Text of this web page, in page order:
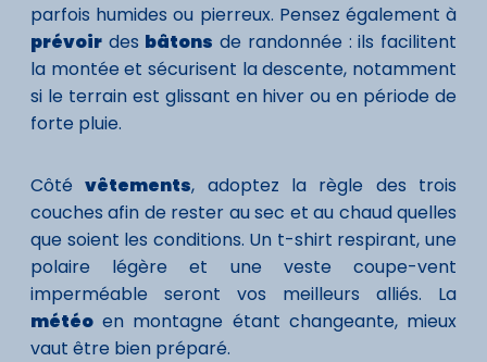
parfois humides ou pierreux. Pensez également à
prévoir des bâtons de randonnée : ils facilitent
la montée et sécurisent la descente, notamment
si le terrain est glissant en hiver ou en période de
forte pluie.
Côtévêtements, adoptez la règle des trois
couches afin de rester au sec et au chaud quelles
que soient les conditions. Un t-shirt respirant, une
polaire légère et une veste coupe-vent
imperméable seront vos meilleurs alliés. La
météo en montagne étant changeante, mieux
vaut être bien préparé.